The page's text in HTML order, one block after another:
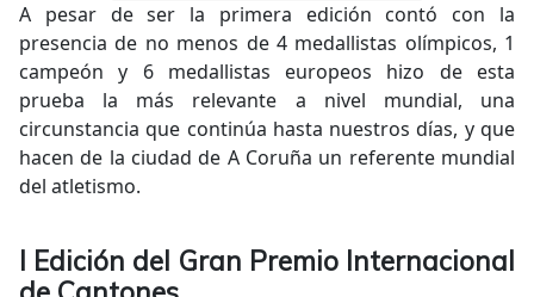
A pesar de ser la primera edición contó con la
presencia de no menos de 4 medallistas olímpicos, 1
campeón y 6 medallistas europeos hizo de esta
prueba la más relevante a nivel mundial, una
circunstancia que continúa hasta nuestros días, y que
hacen de la ciudad de A Coruña un referente mundial
del atletismo.
I Edición del Gran Premio Internacional